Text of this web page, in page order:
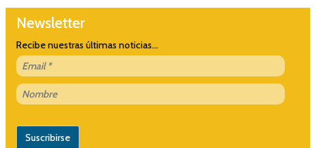
Newsletter
Recibe nuestras últimas noticias...